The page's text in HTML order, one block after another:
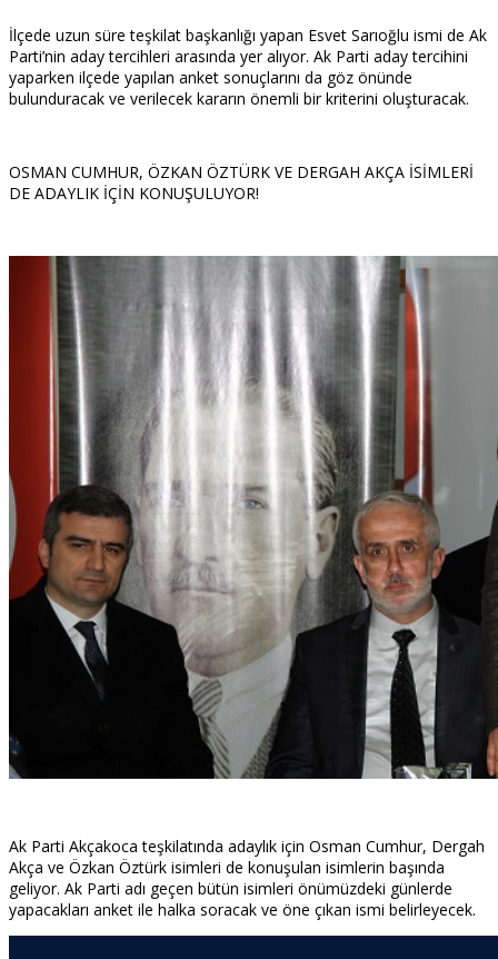
İlçede uzun süre teşkilat başkanlığı yapan Esvet Sarıoğlu ismi de Ak
Parti’nin aday tercihleri arasında yer alıyor. Ak Parti aday tercihini
yaparken ilçede yapılan anket sonuçlarını da göz önünde
bulunduracak ve verilecek kararın önemli bir kriterini oluşturacak.
OSMAN CUMHUR, ÖZKAN ÖZTÜRK VE DERGAH AKÇA İSİMLERİ
DE ADAYLIK İÇİN KONUŞULUYOR!
Ak Parti Akçakoca teşkilatında adaylık için Osman Cumhur, Dergah
Akça ve Özkan Öztürk isimleri de konuşulan isimlerin başında
geliyor. Ak Parti adı geçen bütün isimleri önümüzdeki günlerde
yapacakları anket ile halka soracak ve öne çıkan ismi belirleyecek.